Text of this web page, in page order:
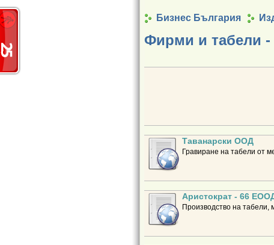
Бизнес България
Фирми и табели -
Таванарски ООД
Гравиране на табели от
Аристократ - 66
Производство на табели,